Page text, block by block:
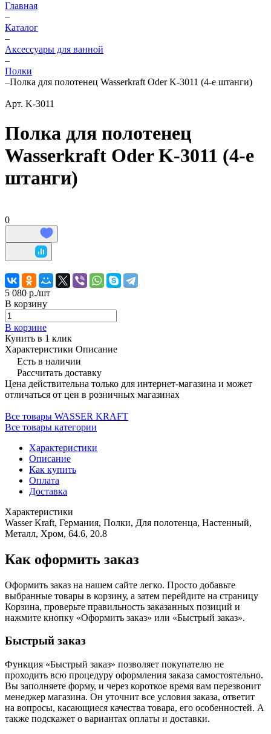
Главная
–
Каталог
–
Аксессуары для ванной
–
Полки
–Полка для полотенец Wasserkraft Oder K-3011 (4-е штанги)
Арт. K-3011
Полка для полотенец
Wasserkraft Oder K-3011 (4-е
штанги)
0
5 080 р./шт
В корзину
В корзине
Купить в 1 клик
Характеристики Описание
Есть в наличии
Рассчитать доставку
Цена действительна только для интернет-магазина и может
отличаться от цен в розничных магазинах
Все товары WASSER KRAFT
Все товары категории
Характеристики
Описание
Как купить
Оплата
Доставка
Характеристики
Wasser Kraft, Германия, Полки, Для полотенца, Настенный,
Металл, Хром, 64.6, 20.8
Как оформить заказ
Оформить заказ на нашем сайте легко. Просто добавьте
выбранные товары в корзину, а затем перейдите на страницу
Корзина, проверьте правильность заказанных позиций и
нажмите кнопку «Оформить заказ» или «Быстрый заказ».
Быстрый заказ
Функция «Быстрый заказ» позволяет покупателю не
проходить всю процедуру оформления заказа самостоятельно.
Вы заполняете форму, и через короткое время вам перезвонит
менеджер магазина. Он уточнит все условия заказа, ответит
на вопросы, касающиеся качества товара, его особенностей. А
также подскажет о вариантах оплаты и доставки.